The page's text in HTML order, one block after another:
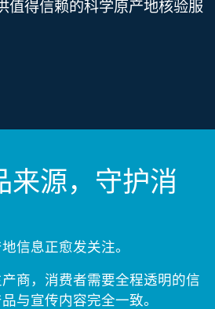
值得信赖的科学原产地核验服
来源，守护消
信息正愈发关注。​​
商，消费者需要全程透明的信
与宣传内容完全一致。